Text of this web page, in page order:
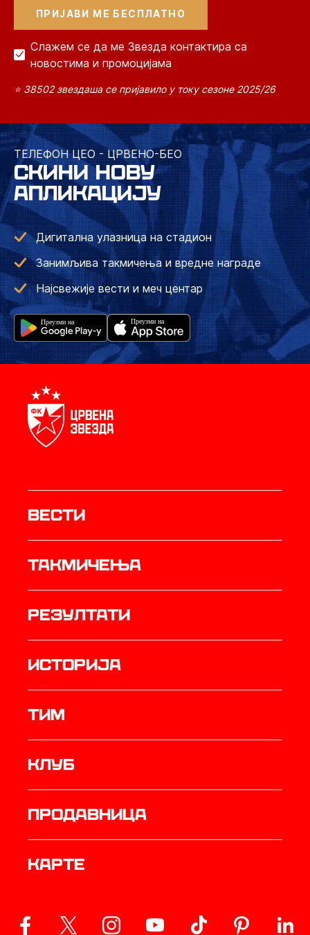
Слажем се да ме Звезда контактира са
новостима и промоцијама
⭐ 38502 звездаша се пријавило у току сезоне 2025/26
ТЕЛЕФОН ЦЕО - ЦРВЕНО-БЕО
СКИНИ НОВУ
АПЛИКАЦИЈУ
Дигитална улазница на стадион
Занимљива такмичења и вредне награде
Најсвежије вести и меч центар
Вести
Такмичења
резултати
историја
ТИМ
Клуб
продавница
Карте